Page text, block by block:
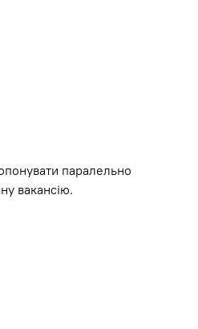
паралельно
вакансію.